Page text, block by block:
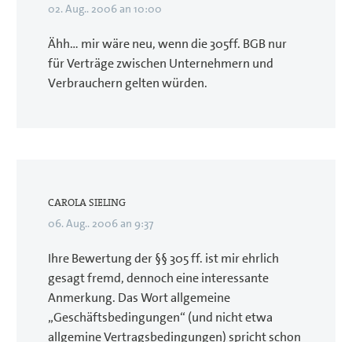
02. Aug.. 2006 an 10:00
Ähh… mir wäre neu, wenn die 305ff. BGB nur
für Verträge zwischen Unternehmern und
Verbrauchern gelten würden.
CAROLA SIELING
06. Aug.. 2006 an 9:37
Ihre Bewertung der §§ 305 ff. ist mir ehrlich
gesagt fremd, dennoch eine interessante
Anmerkung. Das Wort allgemeine
„Geschäftsbedingungen“ (und nicht etwa
allgemine Vertragsbedingungen) spricht schon